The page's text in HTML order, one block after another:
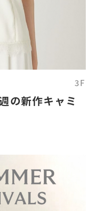
3F
の新作キャミ